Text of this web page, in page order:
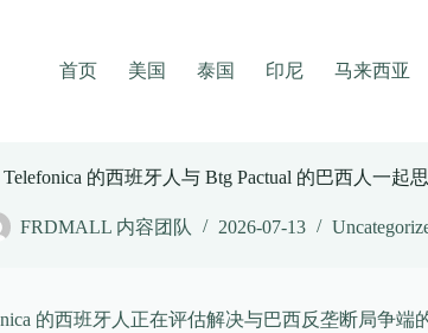
首页
美国 泰国 印尼 马来西亚
的西班牙人与 Btg Pactual 的巴西人一起
FRDMALL 内容团队 2026-07-13
的西班牙人正在评估解决与巴西反垄断局争